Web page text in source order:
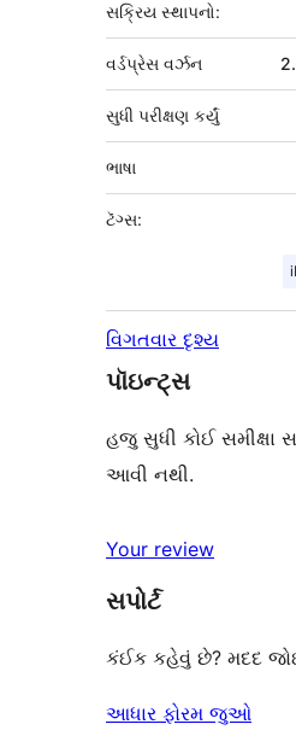
સક્રિય સ્થાપનો:
વર્ડપ્રેસ વર્ઝન
સુધી પરીક્ષણ કર્યું
ભાષા
ટૅગ્સ:
વિગતવાર દૃશ્ય
પૉઇન્ટ્સ
હજુ સુધી કોઈ સમીક્ષા
આવી નથી.
Your review
સપોર્ટ
કંઈક કહેવું છે? મદદ
આધાર ફોરમ જુઓ